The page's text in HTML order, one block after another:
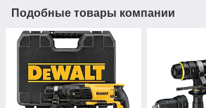
Подобные товары компании